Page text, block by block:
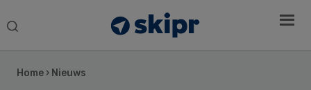
Search
Home › Nieuws
Sidebar